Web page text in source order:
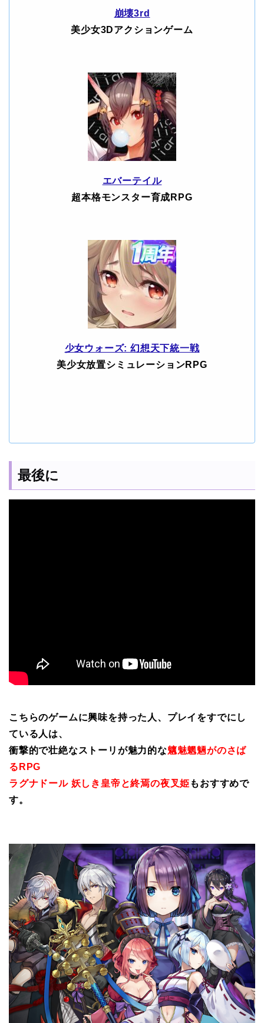
崩壊3rd
美少女3Dアクションゲーム
エバーテイル
超本格モンスター育成RPG
少女ウォーズ: 幻想天下統一戦
美少女放置シミュレーションRPG
最後に
こちらのゲームに興味を持った人、プレイをすでにし
ている人は、
衝撃的で壮絶なストーリが魅力的な魑魅魍魎がのさば
るRPG
ラグナドール 妖しき皇帝と終焉の夜叉姫 もおすすめで
す。